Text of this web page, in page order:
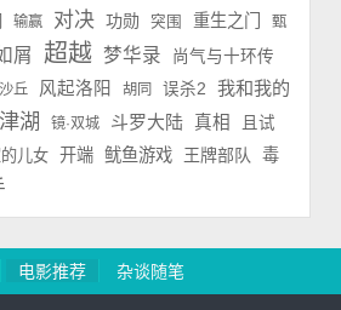
输赢 对决 功勋 突围 重生之门 甄
屑 超越 梦华录
尚气与十环传
沙丘 风起洛阳 胡同 误杀2
我和我的
湖 镜·双城 斗罗大陆 真相
且试
儿女 开端 鱿鱼游戏 王牌部队
毒
电影推荐 杂谈随笔